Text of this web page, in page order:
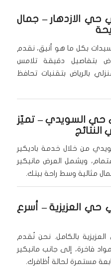
حي الازدهار – جمال
بكل ما هو أنيق، نقدم
بتفاصيل دقيقة تلامس
بالرياض بتقنيات تحافظ
حي السويدي– تميّز
من خلال خدمة باديكير
ويشمل العرض مانيكير
مثالية وسط راحة بيتك.
حي العزيزية– أسرع
بالكامل. نحن نُقدم
فاخرة، إلى جانب مانيكير
مستمرة لحالة أظافرك.